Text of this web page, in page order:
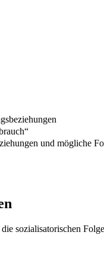
und mögliche
sozialisatorischen